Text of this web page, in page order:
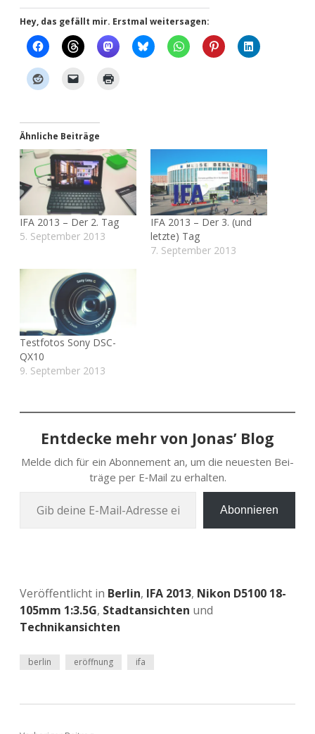
Hey, das gefällt mir. Erstmal weitersagen:
Ähnliche Beiträge
IFA 2013 – Der 2. Tag
5. September 2013
IFA 2013 – Der 3. (und
letzte) Tag
7. September 2013
Testfotos Sony DSC-
QX10
9. September 2013
Entdecke mehr von Jonas’ Blog
Melde dich für ein Abon­ne­ment an, um die neu­es­ten Bei­
trä­ge per E‑Mail zu erhalten.
Abonnieren
Veröffentlicht in Berlin, IFA 2013, Nikon D5100 18-
105mm 1:3.5G, Stadtansichten und
Technikansichten
berlin eröffnung ifa